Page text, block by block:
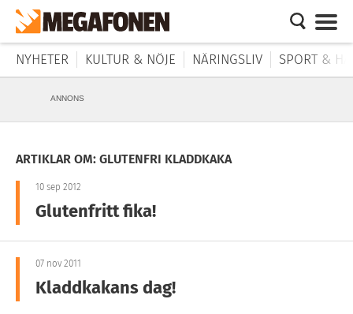
NYHETER KULTUR & NÖJE NÄRINGSLIV SPORT &
ANNONS
ARTIKLAR OM: GLUTENFRI KLADDKAKA
10 sep 2012
Glutenfritt fika!
07 nov 2011
Kladdkakans dag!